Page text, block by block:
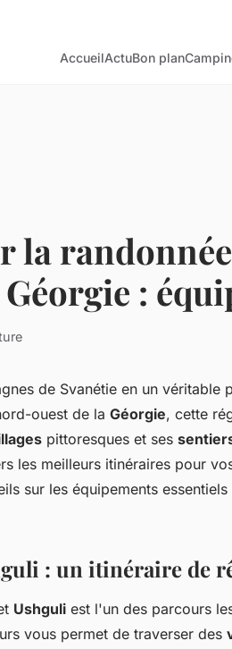
AccueilActuBon plan
la
Géorgie :
de Svanétie en un véritable
ouest de la Géorgie, cette
pittoresques et ses
les meilleurs itinéraires pour
sur les équipements
: un itinéraire de
Ushguli est l'un des parcours
vous permet de traverser des